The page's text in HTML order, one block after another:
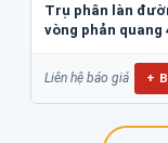
Trụ phân làn
vòng phản quang
Liên hệ báo giá +